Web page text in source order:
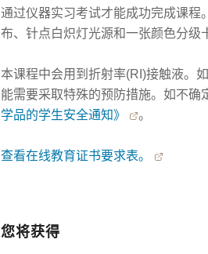
通过仪器实习考试才能成功完成课程
布、针点白炽灯光源和一张颜色分级
本课程中会用到折射率(RI)接触液。
能需要采取特殊的预防措施。如不确
学品的学生安全通知》
。
查看在线教育证书要求表。
您将获得